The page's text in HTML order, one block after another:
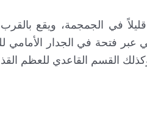
في الجمجمة، ويقع
عبر فتحة في الجدار
القسم القاعدي للعظم